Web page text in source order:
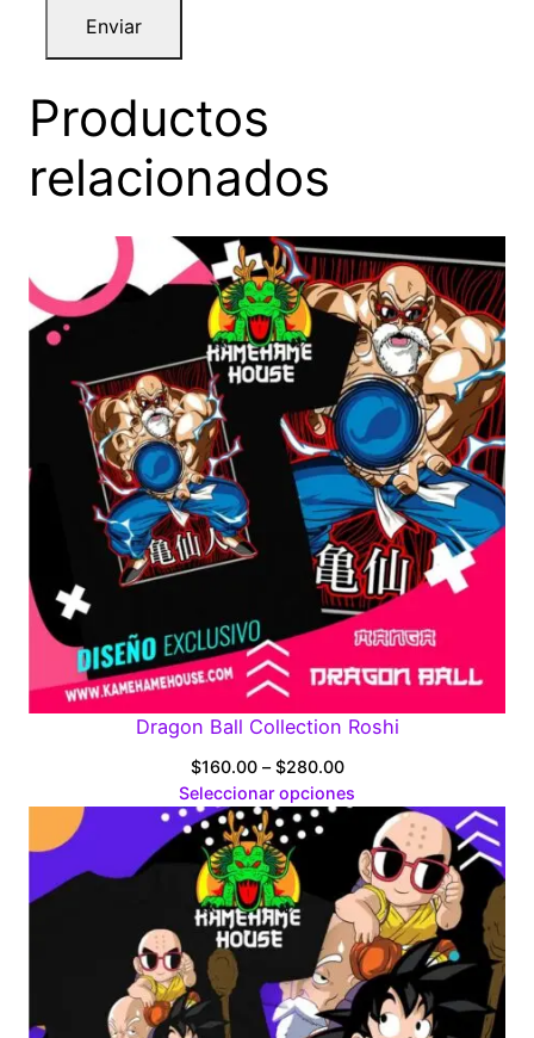
Productos
relacionados
Dragon Ball Collection Roshi
$160.00 – $280.00Price
range:
$160.00
through
$280.00
Seleccionar opciones